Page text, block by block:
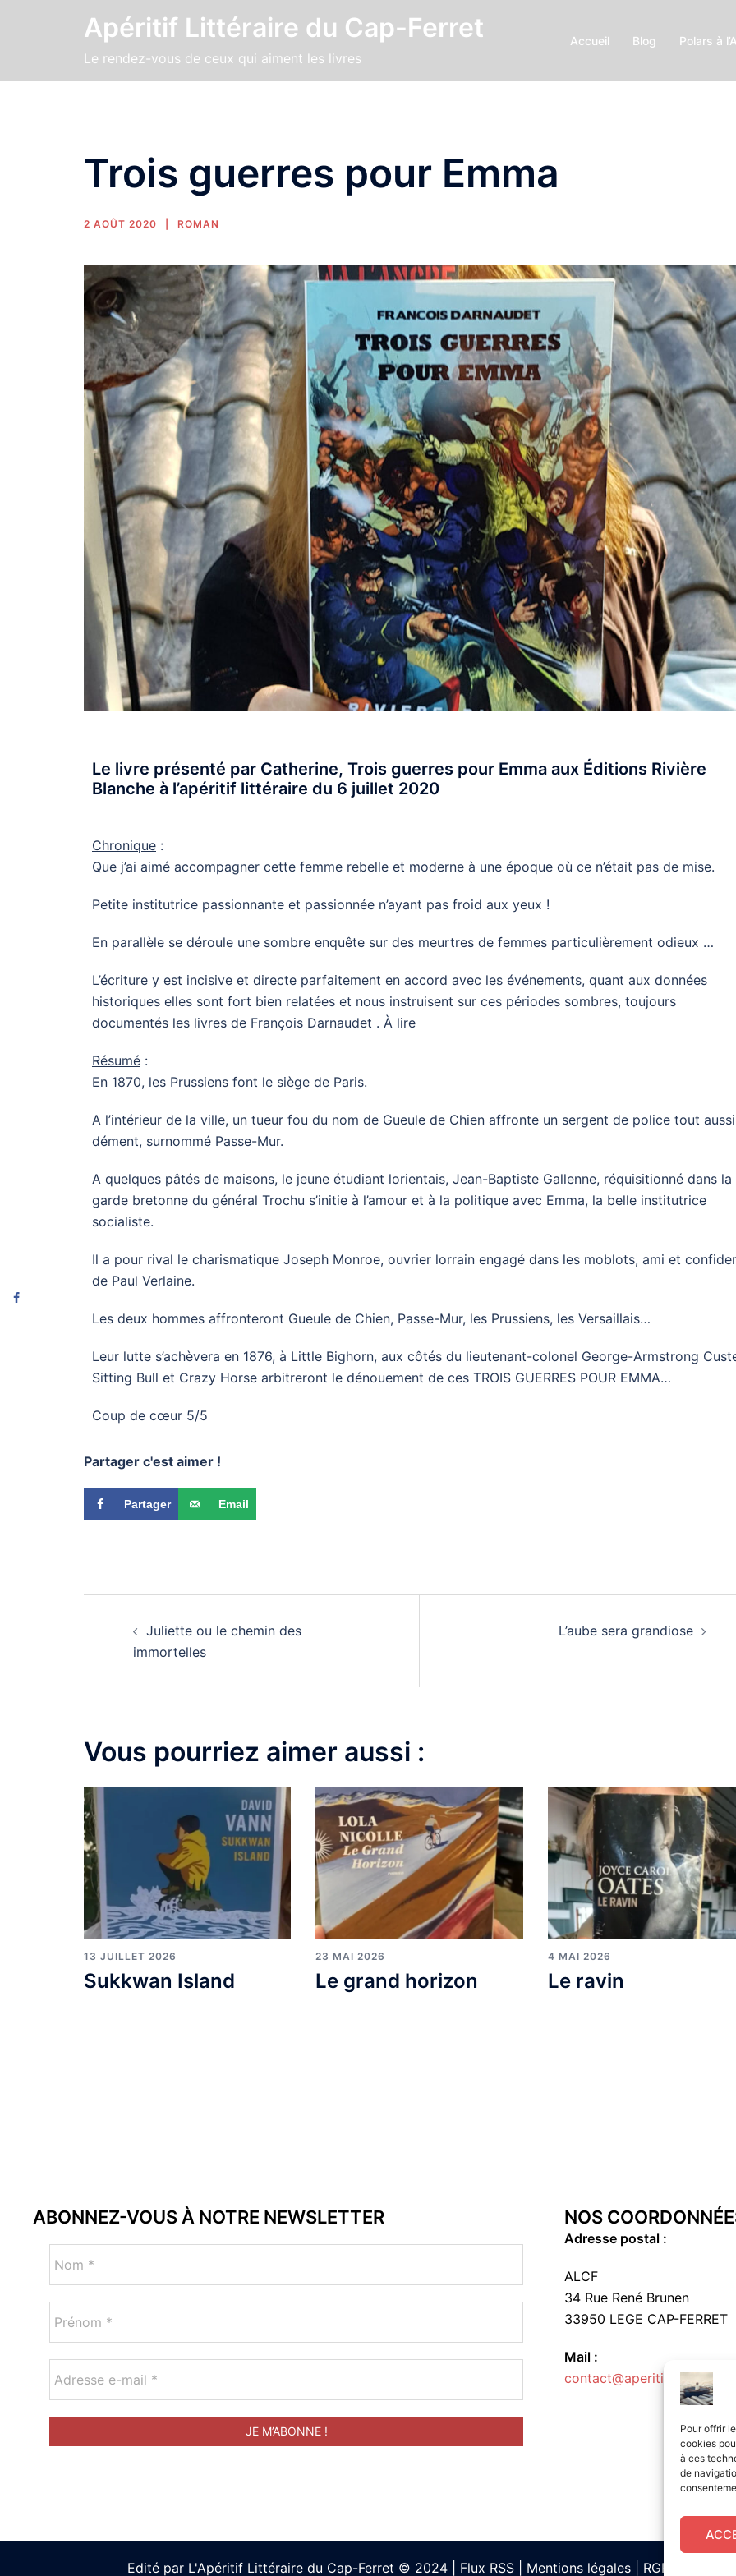
Pour offrir
cookies
à ces
de
Apéritif Littéraire du Cap-Ferret
Le rendez-vous de ceux qui aiment les livres
Accueil Blog Polars à
Trois guerres pour Emma
2 AOÛT 2020 ROMAN
Le livre présenté par Catherine, Trois guerres pour Emma aux Éditions Rivière
Blanche à l’apéritif littéraire du 6 juillet 2020
Chronique :
Que j’ai aimé accompagner cette femme rebelle et moderne à une époque où ce n’était pas de mise.
Petite institutrice passionnante et passionnée n’ayant pas froid aux yeux !
En parallèle se déroule une sombre enquête sur des meurtres de femmes particulièrement odieux …
L’écriture y est incisive et directe parfaitement en accord avec les événements, quant aux données
historiques elles sont fort bien relatées et nous instruisent sur ces périodes sombres, toujours
documentés les livres de François Darnaudet . À lire
Résumé :
En 1870, les Prussiens font le siège de Paris.
A l’intérieur de la ville, un tueur fou du nom de Gueule de Chien affronte un sergent de police tout aussi
dément, surnommé Passe-Mur.
A quelques pâtés de maisons, le jeune étudiant lorientais, Jean-Baptiste Gallenne, réquisitionné dans la
garde bretonne du général Trochu s’initie à l’amour et à la politique avec Emma, la belle institutrice
socialiste.
Il a pour rival le charismatique Joseph Monroe, ouvrier lorrain engagé dans les moblots, ami et
de Paul Verlaine.
Les deux hommes affronteront Gueule de Chien, Passe-Mur, les Prussiens, les Versaillais…
Leur lutte s’achèvera en 1876, à Little Bighorn, aux côtés du lieutenant-colonel George-Armstrong
Sitting Bull et Crazy Horse arbitreront le dénouement de ces TROIS GUERRES POUR EMMA…
Coup de cœur 5/5
Partager c'est aimer !
Partager Email
Juliette ou le chemin des
immortelles
L’aube sera grandiose
Vous pourriez aimer aussi :
13 JUILLET 2026
Sukkwan Island
23 MAI 2026
Le grand horizon
4 MAI 2026
Le ravin
ABONNEZ-VOUS À NOTRE NEWSLETTER NOS
Adresse postal :
ALCF
34 Rue René Brunen
33950 LEGE CAP-FERRET
Mail :
contact@aperitif-litteraire-
Edité par L'Apéritif Littéraire du Cap-Ferret © 2024 Flux RSS Mentions légales RGPD